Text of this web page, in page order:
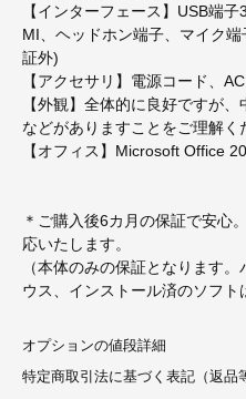
【インターフェース】USB端
MI、ヘッドホン端子、マイク
証外)
【アクセサリ】電源コード、
【外観】全体的に良好ですが
などがありますことをご理解く
【オフィス】Microsoft Office
＊ご購入後6カ月の保証で安心
応いたします。
（本体のみの保証となります
ウス、インストール済のソフト
オプションの値段詳細
特定商取引法に基づく表記（返品